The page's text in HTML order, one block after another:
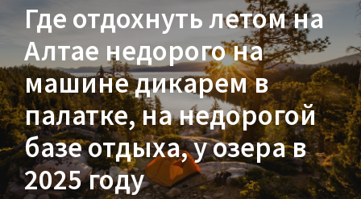
Где отдохнуть летом на
Алтае недорого на
машине дикарем в
палатке, на недорогой
базе отдыха, у озера в
2025 году